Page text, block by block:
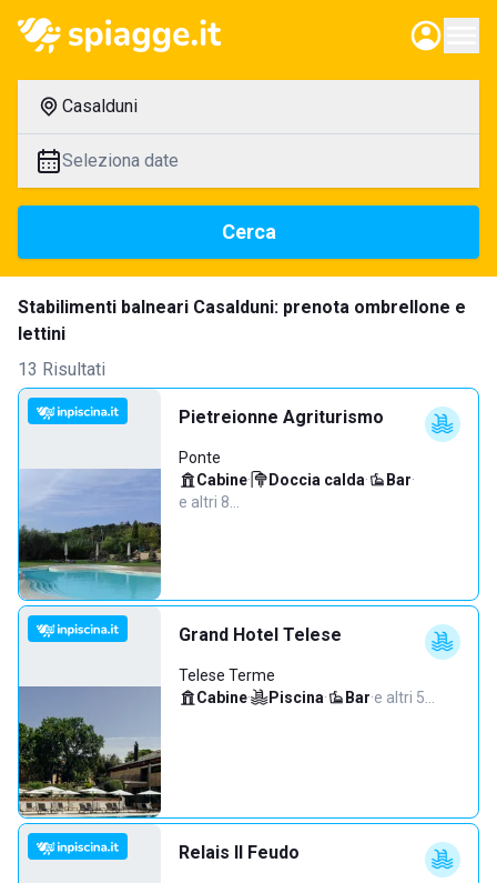
Casalduni
Seleziona date
Cerca
Stabilimenti balneari Casalduni: prenota ombrellone e
lettini
13 Risultati
Pietreionne Agriturismo
Ponte
Cabine· Doccia calda· Bar·
e altri 8…
Grand Hotel Telese
Telese Terme
Cabine· Piscina· Bar·e altri 5…
Relais Il Feudo